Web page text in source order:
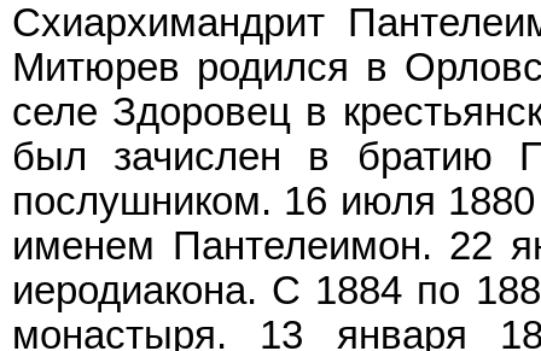
Схиархимандрит
Митюрев родился в
селе Здоровец в
был зачислен в братию
послушником. 16 июля
именем Пантелеимон. 22
иеродиакона. С 1884 по
монастыря. 13 января